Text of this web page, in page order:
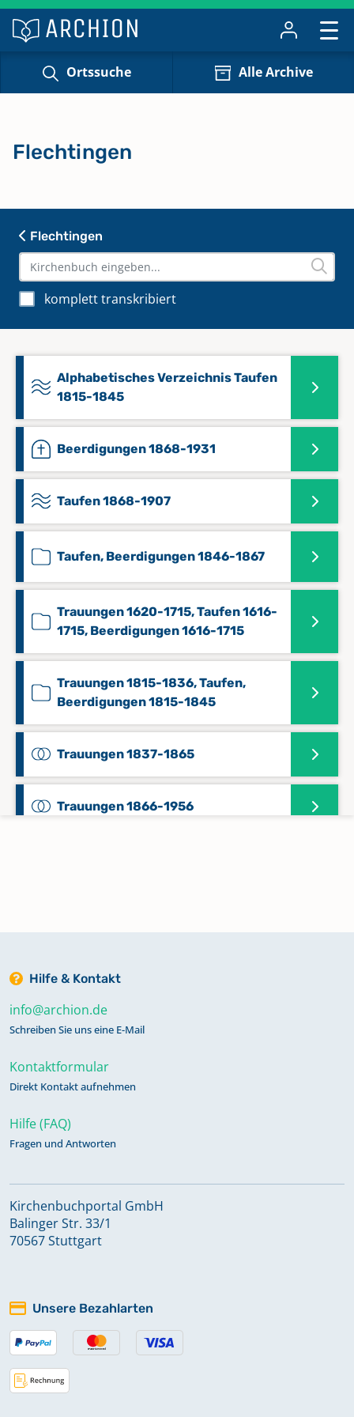
Ortssuche Alle Archive
Flechtingen
komplett transkribiert
Alphabetisches Verzeichnis Taufen
1815-1845
Beerdigungen 1868-1931
Taufen 1868-1907
Taufen, Beerdigungen 1846-1867
Trauungen 1620-1715, Taufen 1616-
1715, Beerdigungen 1616-1715
Trauungen 1815-1836, Taufen,
Beerdigungen 1815-1845
Trauungen 1837-1865
Trauungen 1866-1956
Trauungen, Taufen, Beerdigungen
Zivilstandsregister Trauungen,
Geburten, Beerdigungen 1808,
Beerdigungen 1809-1814
Flechtingen
Hilfe & Kontakt
info@archion.de
Schreiben Sie uns eine E-Mail
Kontaktformular
Direkt Kontakt aufnehmen
Hilfe (FAQ)
Fragen und Antworten
Kirchenbuchportal GmbH
Balinger Str. 33/1
70567 Stuttgart
Unsere Bezahlarten